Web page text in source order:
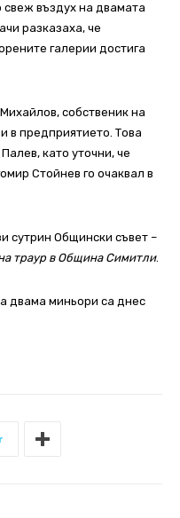
свеж въздух на двамата
разказаха, че
галерии достига
собственик на
в предприятието. Това
като уточни, че
Стойнев го очаквал в
сутрин Общински съвет –
траур в Община Симитли.
двама миньори са днес